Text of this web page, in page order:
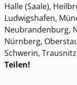
Halle (Saale),
Ludwigshafen,
Neubrandenburg,
Nürnberg,
Schwerin,
Teilen!